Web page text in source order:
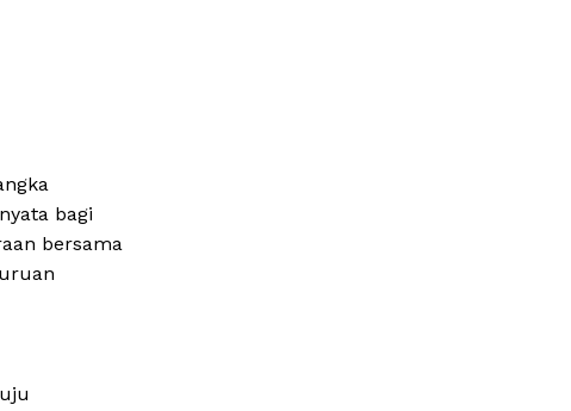
bagi
bersama